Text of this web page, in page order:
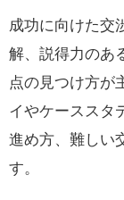
成功に向けた交
解、説得力のあ
点の見つけ方が
イやケーススタ
進め方、難しい
す。